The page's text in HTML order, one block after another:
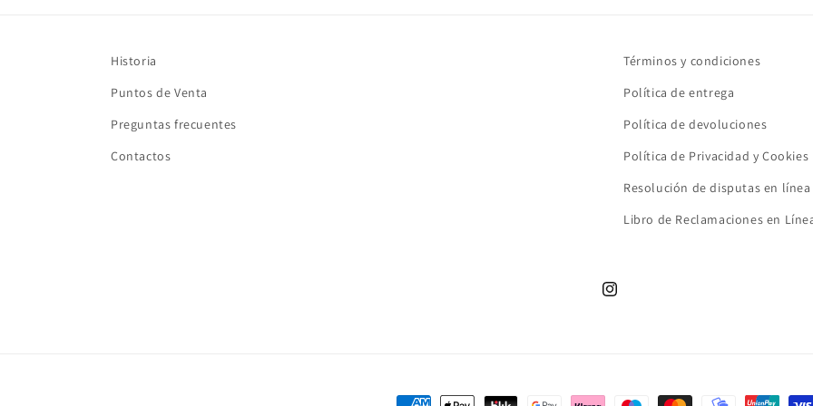
Historia
Puntos de Venta
Preguntas frecuentes
Contactos
Términos y condiciones
Política de entrega
Política de devoluciones
Política de Privacidad y Cookies
Resolución de disputas en línea
Libro de Reclamaciones en
Instagram